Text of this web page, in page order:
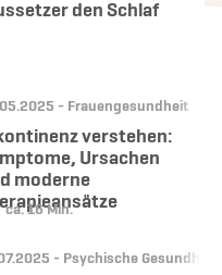
den Schlaf
- Kategorie:
Frauengesundheit
Lesedauer:
ca. 16 Min.
verstehen:
Ursachen
moderne
- Kategorie:
Psychische Gesundheit